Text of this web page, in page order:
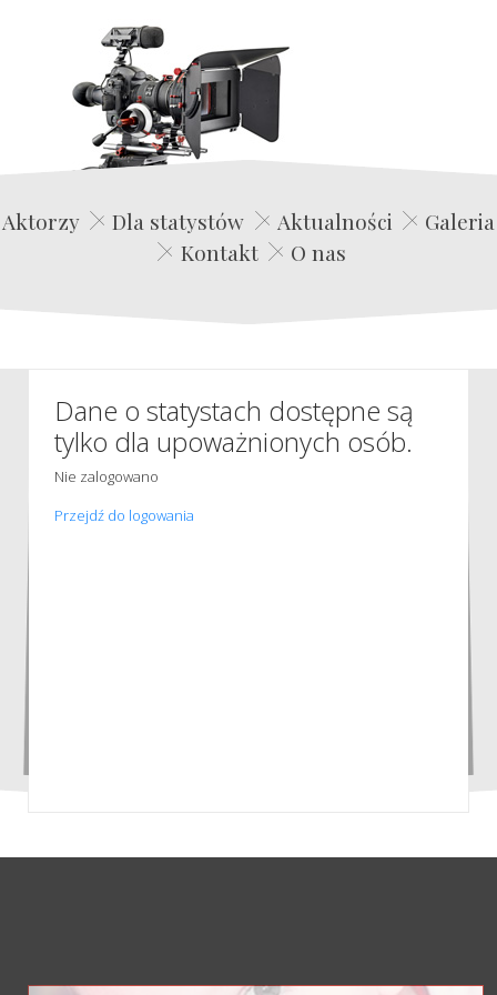
Edwin Film Agencja Aktorska
Aktorzy Dla statystów Aktualności
Galeria
Kontakt
O nas
Dane o statystach dostępne są
tylko dla upoważnionych osób.
Nie zalogowano
Przejdź do logowania